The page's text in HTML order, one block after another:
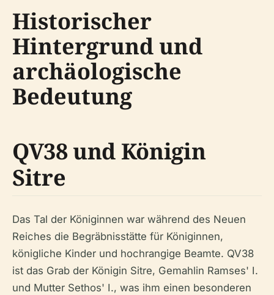
Historischer
Hintergrund und
archäologische
Bedeutung
QV38 und Königin
Sitre
Das Tal der Königinnen war während des Neuen
Reiches die Begräbnisstätte für Königinnen,
königliche Kinder und hochrangige Beamte. QV38
ist das Grab der Königin Sitre, Gemahlin Ramses' I.
und Mutter Sethos' I., was ihm einen besonderen